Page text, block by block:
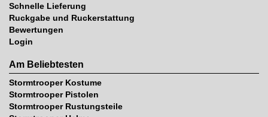
Schnelle Lieferung
Ruckgabe und Ruckerstattung
Bewertungen
Login
Am Beliebtesten
Stormtrooper Kostume
Stormtrooper Pistolen
Stormtrooper Rustungsteile